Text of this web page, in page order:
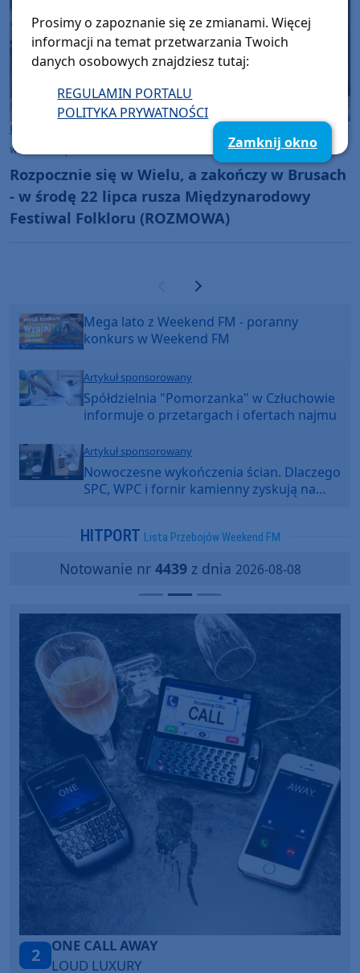
Rozmowy w Weekend FM
wtorek, 21 lipca 2026, 12:07
Rozpocznie się w Wielu, a zakończy w Brusach
- w środę 22 lipca rusza Międzynarodowy
Festiwal Folkloru (ROZMOWA)
Poprzednia strona
Następna strona
Mega lato z Weekend FM - poranny
konkurs w Weekend FM
Artykuł sponsorowany
Spółdzielnia "Pomorzanka" w Człuchowie
informuje o przetargach i ofertach najmu
Artykuł sponsorowany
Nowoczesne wykończenia ścian. Dlaczego
SPC, WPC i fornir kamienny zyskują na
HITPORT Lista Przebojów Weekend FM
Notowanie nr 4439z dnia 2026-08-08
3
Talk To You
ANOTR ft. 54 Ultra
Prosimy o zapoznanie się ze zmianami. Więcej
informacji na temat przetwarzania Twoich
danych osobowych znajdziesz tutaj:
REGULAMIN PORTALU
POLITYKA PRYWATNOŚCI
Zamknij okno